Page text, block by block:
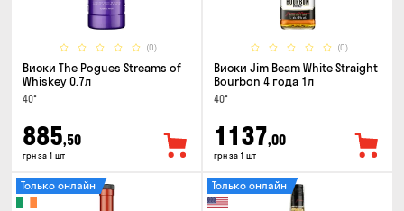
(0)
Виски The Pogues Streams of
Whiskey 0.7л
40°
885,50
грн за 1 шт
(0)
Виски Jim Beam White Straight
Bourbon 4 года 1л
40°
1137,00
грн за 1 шт
Только онлайн Только онлайн